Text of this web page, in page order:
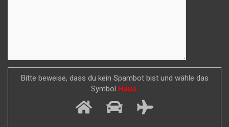
Bitte beweise, dass du kein Spambot bist und wähle das
Symbol Haus.